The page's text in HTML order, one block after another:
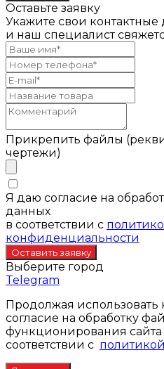
Оставьте заявку
Укажите свои контактные
и наш специалист
Прикрепить файлы
чертежи)
Я даю согласие на
данных
в соответствии с
конфиденциальности
Выберите город
Telegram
Продолжая использовать
согласие на обработку
функционирования сайта
соответствии с